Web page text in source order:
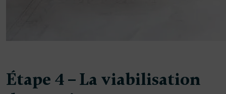
Étape 4 – La viabilisation